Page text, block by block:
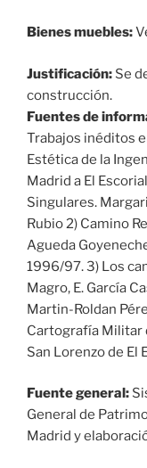
Bienes muebles:
Justificación: Se
construcción.
Fuentes de
Trabajos inéditos
Estética de la
Madrid a El
Singulares.
Rubio 2) Camino
Agueda
1996/97. 3) Los
Magro, E. García
Martin-Roldan
Cartografía Militar
San Lorenzo de El
Fuente general:
General de
Madrid y